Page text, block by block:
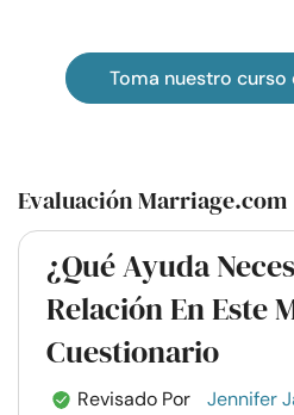
Toma nuestro
Evaluación Marriage.com
¿Qué Ayuda
Relación En Este
Cuestionario
Revisado Por
Jennifer